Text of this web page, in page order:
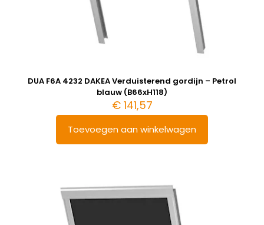
DUA F6A 4232 DAKEA Verduisterend gordijn – Petrol
blauw (B66xH118)
€141,57
Toevoegen aan winkelwagen